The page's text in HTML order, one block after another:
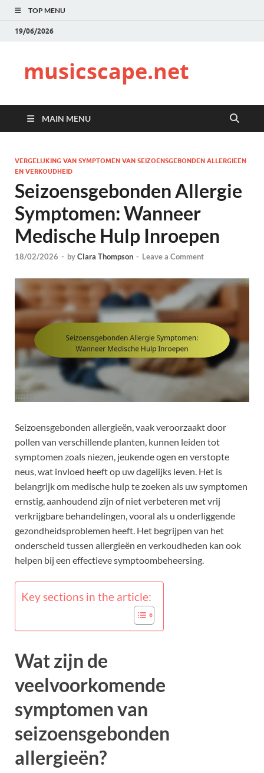
TOP MENU
19/06/2026
musicscape.net
MAIN MENU
VERGELIJKING VAN SYMPTOMEN VAN SEIZOENSGEBONDEN ALLERGIEËN
EN VERKOUDHEID
Seizoensgebonden Allergie
Symptomen: Wanneer
Medische Hulp Inroepen
18/02/2026 - byClara Thompson - Leave a Comment
Seizoensgebonden allergieën, vaak veroorzaakt door
pollen van verschillende planten, kunnen leiden tot
symptomen zoals niezen, jeukende ogen en verstopte
neus, wat invloed heeft op uw dagelijks leven. Het is
belangrijk om medische hulp te zoeken als uw symptomen
ernstig, aanhoudend zijn of niet verbeteren met vrij
verkrijgbare behandelingen, vooral als u onderliggende
gezondheidsproblemen heeft. Het begrijpen van het
onderscheid tussen allergieën en verkoudheden kan ook
helpen bij een effectieve symptoombeheersing.
Key sections in the article:
Wat zijn de
veelvoorkomende
symptomen van
seizoensgebonden
allergieën?